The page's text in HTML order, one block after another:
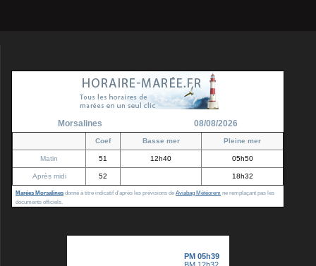
Morsalines 08/08/2026
Coef Basse mer Pleine mer
Matin 51 12h40 05h50
Après midi 52 18h32
Marées Morsalines donné à titre indicatif d'après les prévisions de Aviabag Météorem ne remplaçant pas les
documents officiels.